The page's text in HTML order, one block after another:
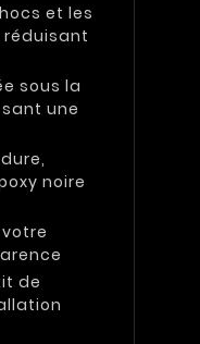
et les
sous la
une
noire
de